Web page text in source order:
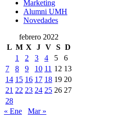
Marketing
Alumni UMH
Novedades
febrero 2022
L M X J V S D
1
2 3 4 5
6
7
8 9 10 11 12 13
14 15 16 17 18 19 20
21 22 23 24 25 26 27
28
« Ene
Mar »